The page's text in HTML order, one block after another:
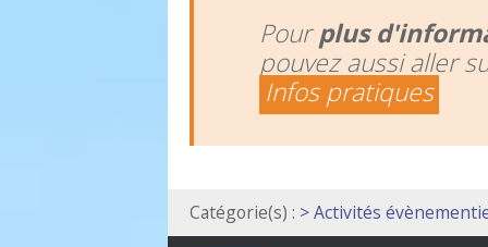
Pourplus
pouvez aussi aller
Infos pratiques
Catégorie(s) : > Activités